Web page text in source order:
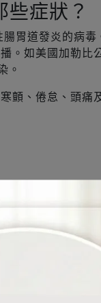
些症狀？
腸胃道發炎的病
。如美國加勒比
。
顫、倦怠、頭
復後的二星期內